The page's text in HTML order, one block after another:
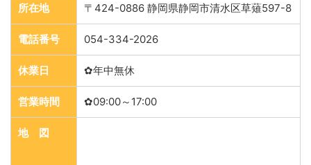
所在地 〒424-0886 静岡県静岡市清水区草薙597-8
電話番号 054-334-2026
休業日 ✿年中無休
営業時間 ✿09:00～17:00
地 図